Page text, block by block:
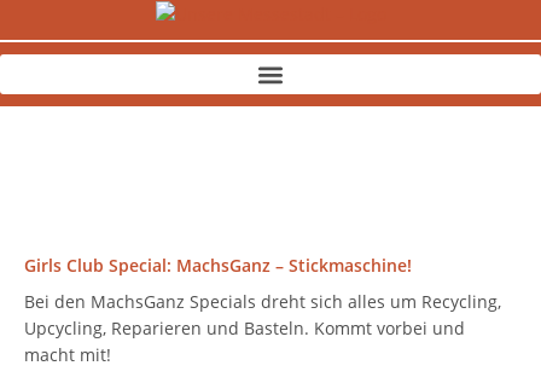
Inhalt
springen
Girls Club Special: MachsGanz – Stickmaschine!
Bei den MachsGanz Specials dreht sich alles um Recycling,
Upcycling, Reparieren und Basteln. Kommt vorbei und
macht mit!